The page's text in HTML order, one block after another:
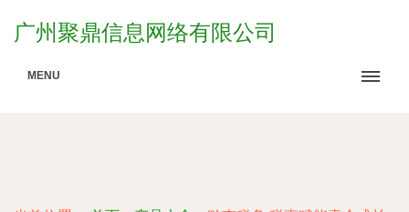
广州聚鼎信息网络有限公司
MENU